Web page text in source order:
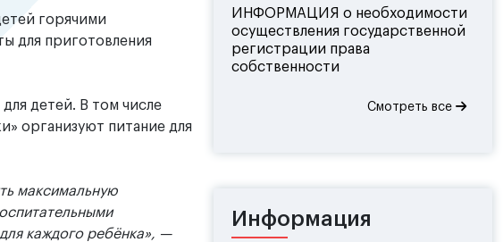
горячими
для приготовления
детей. В том числе
организуют питание для
максимальную
каждого ребёнка», —
ИНФОРМАЦИЯ о необходимости
осуществления государственной
регистрации права
собственности
Смотреть все
Информация